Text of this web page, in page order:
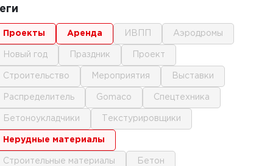
проекты аренда ИВПП аэродромы
новый год праздник проект
строительство мероприятия выставки
распределитель gomaco спецтехника
бетоноукладчики текстурировщики
нерудные материалы
строительные материалы бетон